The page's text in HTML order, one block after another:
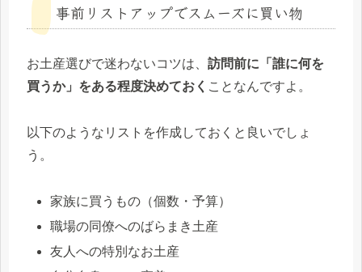
事前リストアップでスムーズに買い物
お土産選びで迷わないコツは、 訪問前に「誰に何を
買うか」をある程度決めておく ことなんですよ。
以下のようなリストを作成しておくと良いでしょ
う。
家族に買うもの（個数・予算）
職場の同僚へのばらまき土産
友人への特別なお土産